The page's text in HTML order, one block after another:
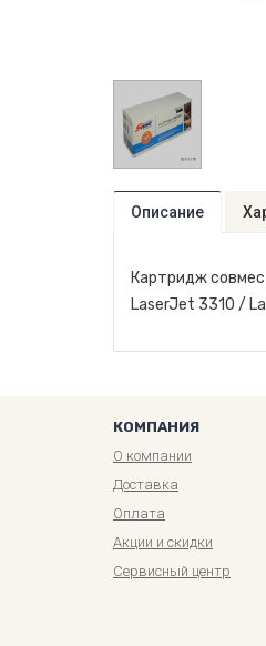
Описание
Картридж
LaserJet 3310 /
КОМПАНИЯ
О компании
Доставка
Оплата
Акции и скидки
Сервисный центр